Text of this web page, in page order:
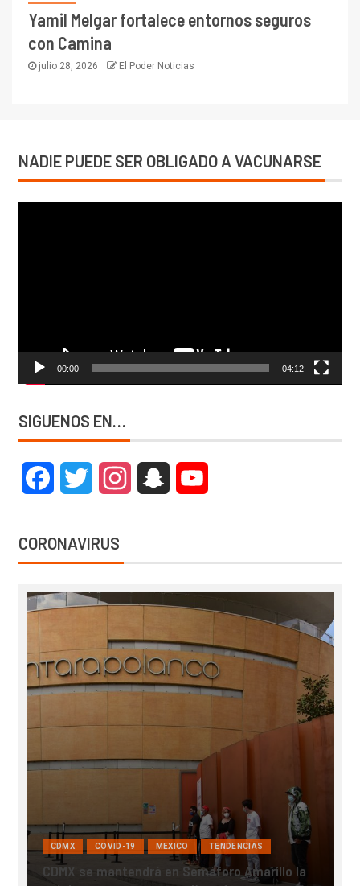
Yamil Melgar fortalece entornos seguros
con Camina
julio 28, 2026 El Poder Noticias
NADIE PUEDE SER OBLIGADO A VACUNARSE
00:00 04:12
SIGUENOS EN…
FacebookTwitter InstagramSnapchat
CORONAVIRUS
CDMX COVID-19 MEXICO TENDENCIAS
CDMX se mantendrá en Semáforo Amarillo la